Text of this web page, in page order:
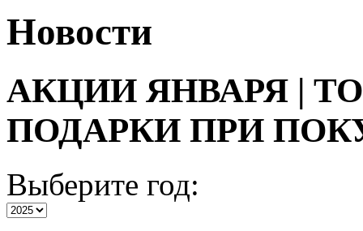
Новости
АКЦИИ ЯНВАРЯ |
ПОДАРКИ ПРИ
Выберите год: